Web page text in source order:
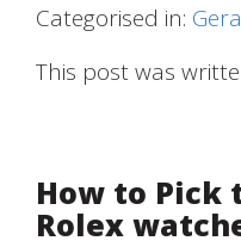
Categorised in:
This post was
How to Pick
Rolex